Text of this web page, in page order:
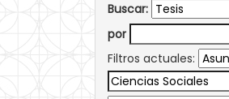
Buscar:
por
Filtros actuales: